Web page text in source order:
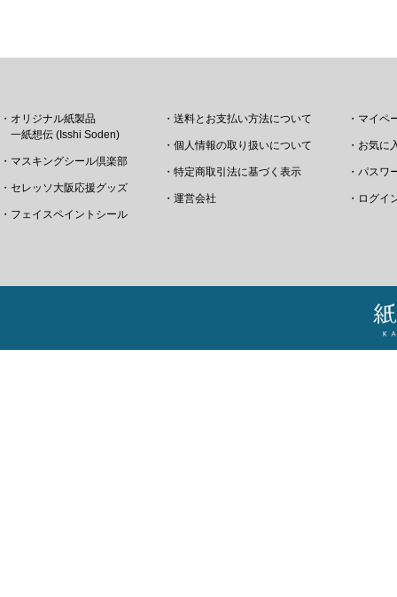
・オリジナル紙製品
一紙想伝 (Isshi Soden)
・マスキングシール倶楽部
・セレッソ大阪応援グッズ
・フェイスペイントシール
・送料とお支払い方法について
・個人情報の取り扱いについて
・特定商取引法に基づく表示
・運営会社
・マイペ
・お気に
・パスワ
・ログイ